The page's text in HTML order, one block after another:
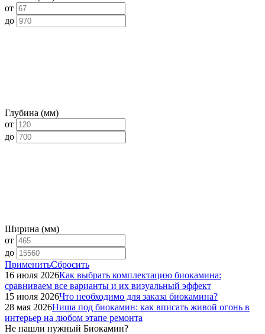
от
до
Глубина (мм)
от
до
Ширина (мм)
от
до
ПрименитьСбросить
16 июля 2026Как выбрать комплектацию биокамина:
сравниваем все варианты и их визуальный эффект
15 июля 2026Что необходимо для заказа биокамина?
28 мая 2026Ниша под биокамин: как вписать живой огонь в
интерьер на любом этапе ремонта
Не нашли нужный Биокамин?